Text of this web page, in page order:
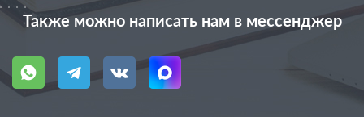
Также можно написать нам в мессенджер